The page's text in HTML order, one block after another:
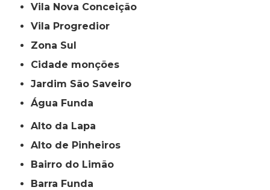
Vila Nova Conceição
Vila Progredior
Zona Sul
cidade monções
jardim São Saveiro
Água Funda
Alto da Lapa
Alto de Pinheiros
Bairro do Limão
Barra Funda